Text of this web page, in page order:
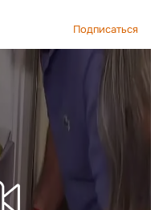
Подписаться